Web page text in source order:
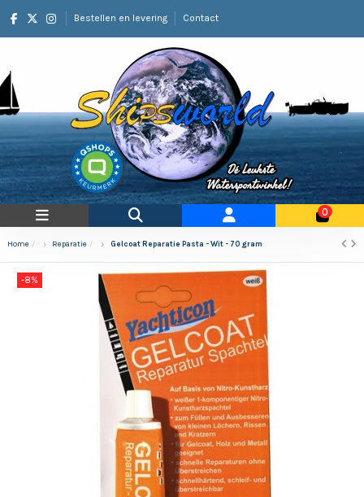
Bestellen en levering Contact
0
Home Reparatie Gelcoat Reparatie Pasta - Wit - 70 gram
-8%